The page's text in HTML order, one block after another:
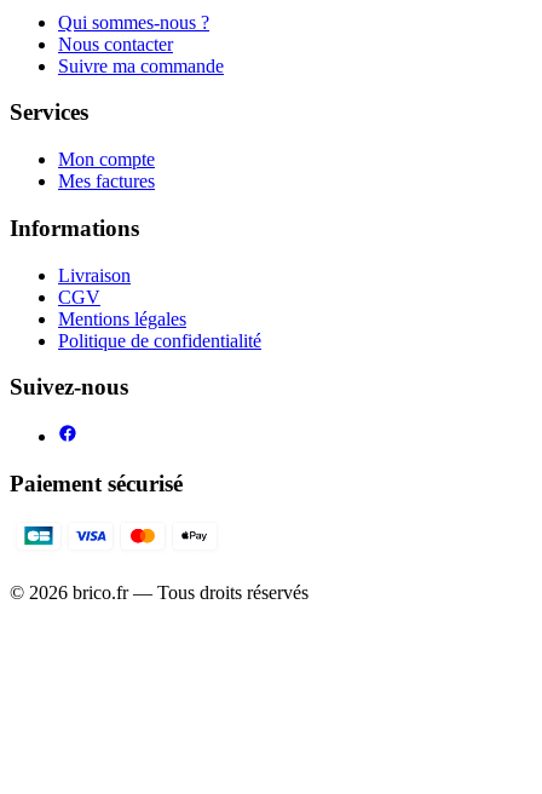
Qui sommes-nous ?
Nous contacter
Suivre ma commande
Services
Mon compte
Mes factures
Informations
Livraison
CGV
Mentions légales
Politique de confidentialité
Suivez-nous
Paiement sécurisé
© 2026 brico.fr — Tous droits réservés